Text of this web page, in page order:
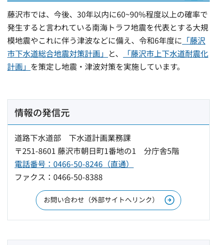
藤沢市では、今後、30年以内に60~90%程度以上の確率で
発生すると言われている南海トラフ地震を代表とする大規
模地震やこれに伴う津波などに備え、令和6年度に 「藤沢
市下水道総合地震対策計画」 と、
「藤沢市上下水道耐震化
計画」 を策定し地震・津波対策を実施しています。
情報の発信元
道路下水道部 下水道計画業務課
〒251-8601 藤沢市朝日町1番地の1 分庁舎5階
電話番号：0466-50-8246（直通）
ファクス：0466-50-8388
お問い合わせ（外部サイトへリンク）